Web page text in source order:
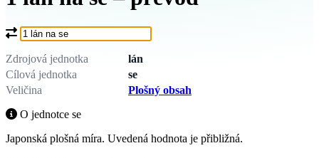
Co chcete převést?
Zdrojová jednotka
lán
Cílová jednotka
se
Veličina
Plošný obsah
O jednotce se
Japonská plošná míra. Uvedená hodnota je přibližná.